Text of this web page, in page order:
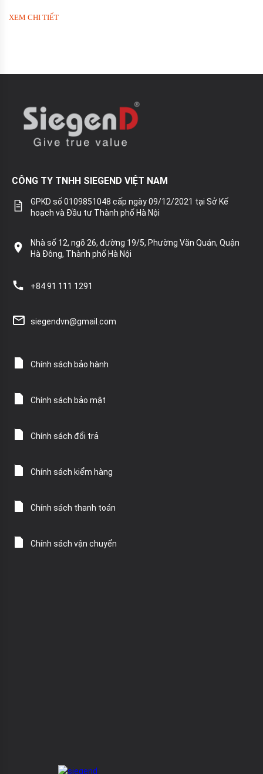
XEM CHI TIẾT
CÔNG TY TNHH SIEGEND VIỆT NAM
GPKD số 0109851048 cấp ngày 09/12/2021 tại Sở Kế
hoạch và Đầu tư Thành phố Hà Nội
Nhà số 12, ngõ 26, đường 19/5, Phường Văn Quán, Quận
Hà Đông, Thành phố Hà Nội
+84 91 111 1291
siegendvn@gmail.com
Chính sách bảo hành
Chính sách bảo mật
Chính sách đổi trả
Chính sách kiểm hàng
Chính sách thanh toán
Chính sách vận chuyển